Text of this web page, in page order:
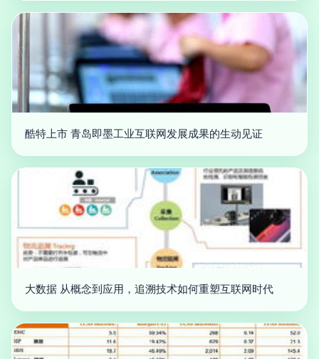
酷特上市 青岛即墨工业互联网发展成果的生动见证
大数据 从概念到应用，追溯技术如何重塑互联网时代